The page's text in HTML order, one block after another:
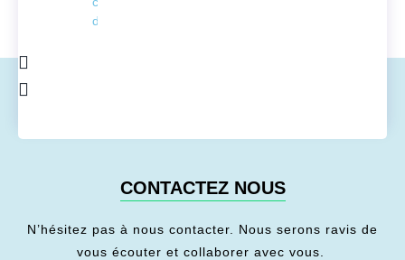
de l'énergie
CONTACTEZ NOUS
N’hésitez pas à nous contacter. Nous serons ravis de
vous écouter et collaborer avec vous.